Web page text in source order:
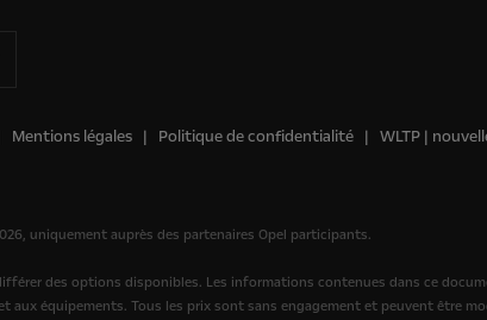
Mentions légales Politique de confidentialité WLTP |
uniquement auprès des partenaires Opel participants.
des options disponibles. Les informations contenues dans ce
aux équipements. Tous les prix sont sans engagement et peuvent être